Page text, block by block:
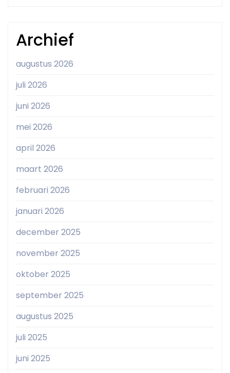
Archief
augustus 2026
juli 2026
juni 2026
mei 2026
april 2026
maart 2026
februari 2026
januari 2026
december 2025
november 2025
oktober 2025
september 2025
augustus 2025
juli 2025
juni 2025